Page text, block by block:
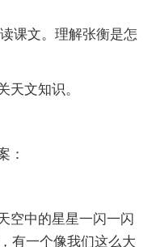
文。理解张衡是怎
文知识。
：
中的星星一闪一闪
有一个像我们这么大